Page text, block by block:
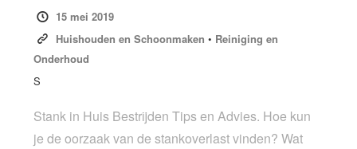
15 mei 2019
Huishouden en Schoonmaken • Reiniging en
Onderhoud
S
Stank in Huis Bestrijden Tips en Advies. Hoe kun
je de oorzaak van de stankoverlast vinden? Wat